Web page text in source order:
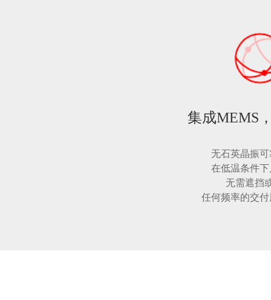
集成MEMS
无石英晶振
在低温条件
无需遮挡
任何频率的交